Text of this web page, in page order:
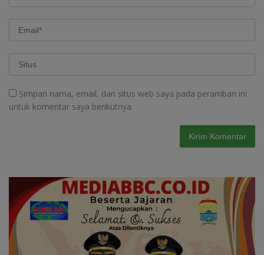
Simpan nama, email, dan situs web saya pada peramban ini
untuk komentar saya berikutnya.